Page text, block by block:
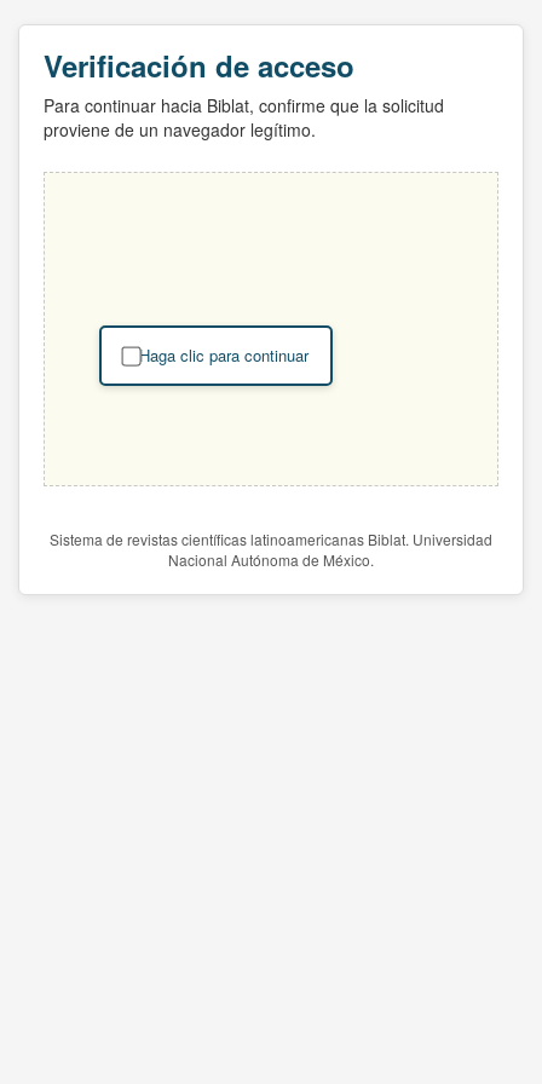
Verificación de acceso
Para continuar hacia Biblat, confirme que la solicitud
proviene de un navegador legítimo.
Haga clic para continuar
Sistema de revistas científicas latinoamericanas Biblat. Universidad
Nacional Autónoma de México.